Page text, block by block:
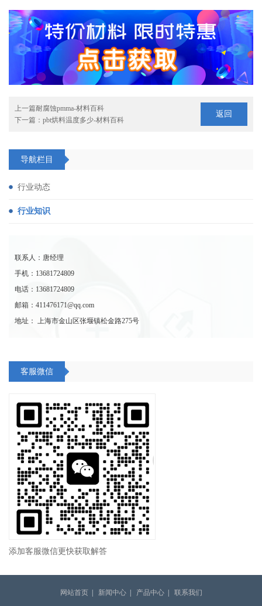
上一篇耐腐蚀pmma-材料百科
下一篇： pbt烘料温度多少-材料百科
返回
导航栏目
行业动态
行业知识
联系人：唐经理
手机：13681724809
电话：13681724809
邮箱：411476171@qq.com
地址： 上海市金山区张堰镇松金路275号
客服微信
添加客服微信更快获取解答
网站首页| 新闻中心| 产品中心| 联系我们